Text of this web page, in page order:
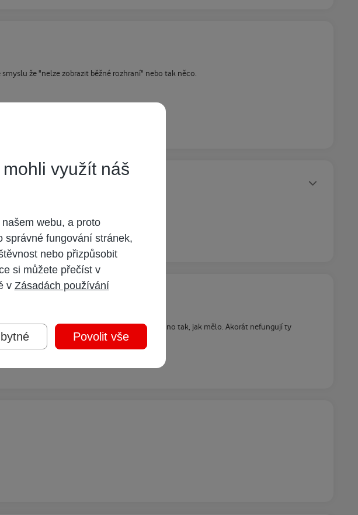
že "nelze zobrazit běžné rozhraní" nebo tak něco.
zobrazují informace o modulu, proběhlo všechno tak, jak mělo. Akorát nefungují ty
využít náš
webu, a proto
správné fungování stránek,
nebo přizpůsobit
si můžete přečíst v
v Zásadách používání
Povolit vše